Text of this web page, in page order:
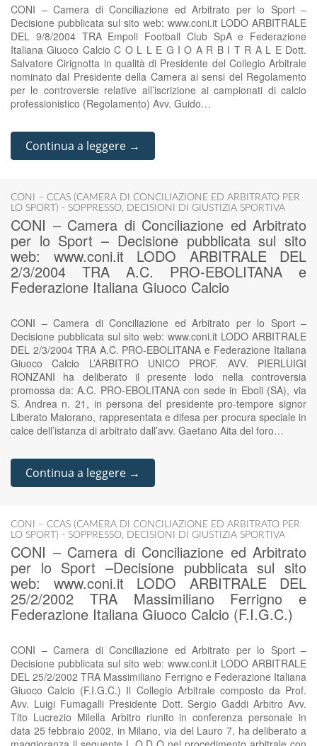
CONI – Camera di Conciliazione ed Arbitrato per lo Sport –
Decisione pubblicata sul sito web: www.coni.it LODO ARBITRALE
DEL 9/8/2004 TRA Empoli Football Club SpA e Federazione
Italiana Giuoco Calcio C O L L E G I O A R B I T R A L E Dott.
Salvatore Cirignotta in qualità di Presidente del Collegio Arbitrale
nominato dal Presidente della Camera ai sensi del Regolamento
per le controversie relative all’iscrizione ai campionati di calcio
professionistico (Regolamento) Avv. Guido…
Continua a leggere →
CONI – CCAS (CAMERA DI CONCILIAZIONE ED ARBITRATO PER
LO SPORT) - SOPPRESSO, DECISIONI DI GIUSTIZIA SPORTIVA
CONI – Camera di Conciliazione ed Arbitrato
per lo Sport – Decisione pubblicata sul sito
web: www.coni.it LODO ARBITRALE DEL
2/3/2004 TRA A.C. PRO-EBOLITANA e
Federazione Italiana Giuoco Calcio
CONI – Camera di Conciliazione ed Arbitrato per lo Sport –
Decisione pubblicata sul sito web: www.coni.it LODO ARBITRALE
DEL 2/3/2004 TRA A.C. PRO-EBOLITANA e Federazione Italiana
Giuoco Calcio L’ARBITRO UNICO PROF. AVV. PIERLUIGI
RONZANI ha deliberato il presente lodo nella controversia
promossa da: A.C. PRO-EBOLITANA con sede in Eboli (SA), via
S. Andrea n. 21, in persona del presidente pro-tempore signor
Liberato Maiorano, rappresentata e difesa per procura speciale in
calce dell’istanza di arbitrato dall’avv. Gaetano Aita del foro…
Continua a leggere →
CONI – CCAS (CAMERA DI CONCILIAZIONE ED ARBITRATO PER
LO SPORT) - SOPPRESSO, DECISIONI DI GIUSTIZIA SPORTIVA
CONI – Camera di Conciliazione ed Arbitrato
per lo Sport –Decisione pubblicata sul sito
web: www.coni.it LODO ARBITRALE DEL
25/2/2002 TRA Massimiliano Ferrigno e
Federazione Italiana Giuoco Calcio (F.I.G.C.)
CONI – Camera di Conciliazione ed Arbitrato per lo Sport –
Decisione pubblicata sul sito web: www.coni.it LODO ARBITRALE
DEL 25/2/2002 TRA Massimiliano Ferrigno e Federazione Italiana
Giuoco Calcio (F.I.G.C.) Il Collegio Arbitrale composto da Prof.
Avv. Luigi Fumagalli Presidente Dott. Sergio Gaddi Arbitro Avv.
Tito Lucrezio Milella Arbitro riunito in conferenza personale in
data 25 febbraio 2002, in Milano, via del Lauro 7, ha deliberato a